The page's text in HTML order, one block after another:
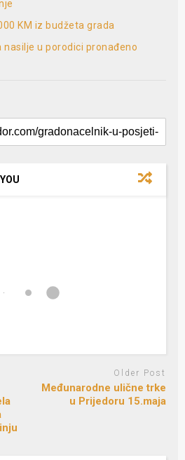
KM iz budžeta grada
nasilje u porodici pronađeno
Older Post
Međunarodne ulične trke
u Prijedoru 15.maja